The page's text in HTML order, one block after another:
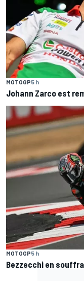
MOTOGP5 h
Johann Zarco est
MOTOGP5 h
Bezzecchi en